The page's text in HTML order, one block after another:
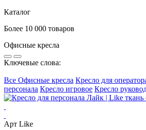
Каталог
Более 10 000 товаров
Офисные кресла
Ключевые слова:
Все Офисные кресла Кресло для
персонала Кресло игровое Кресло
Арт Like